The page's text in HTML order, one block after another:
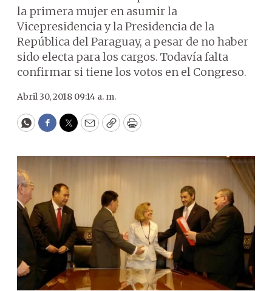
la primera mujer en asumir la
Vicepresidencia y la Presidencia de la
República del Paraguay, a pesar de no haber
sido electa para los cargos. Todavía falta
confirmar si tiene los votos en el Congreso.
Abril 30, 2018 09:14 a. m.
WhatsApp
Facebook
Twitter
EmailCopyPrint